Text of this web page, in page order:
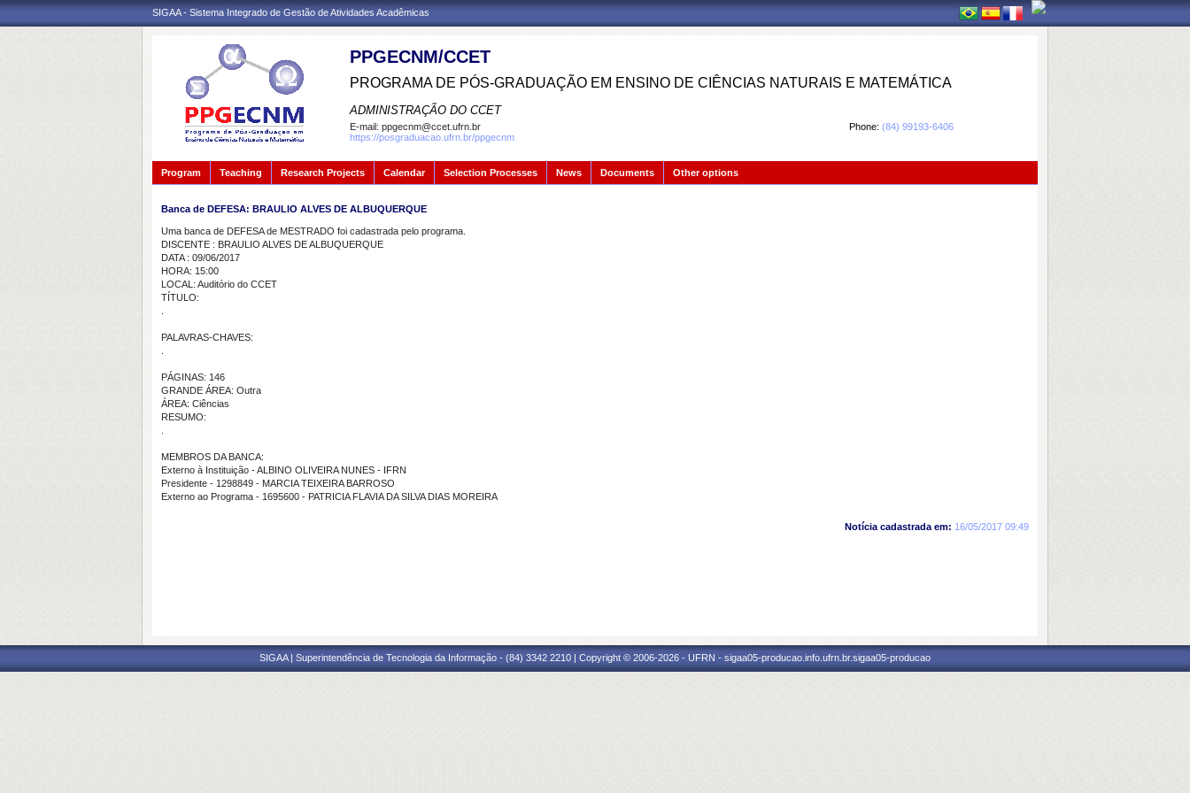
SIGAA - Sistema Integrado de Gestão de Atividades Acadêmicas
PPGECNM/CCET
PROGRAMA DE PÓS-GRADUAÇÃO EM ENSINO DE CIÊNCIAS NATURAIS E MATEMÁTICA
ADMINISTRAÇÃO DO CCET
Phone: (84) 99193-6406
E-mail: ppgecnm@ccet.ufrn.br
https://posgraduacao.ufrn.br/ppgecnm
Program Teaching Research Projects Calendar Selection Processes News Documents Other options
Banca de DEFESA: BRAULIO ALVES DE ALBUQUERQUE
Uma banca de DEFESA de MESTRADO foi cadastrada pelo programa.
DISCENTE : BRAULIO ALVES DE ALBUQUERQUE
DATA : 09/06/2017
HORA: 15:00
LOCAL: Auditório do CCET
TÍTULO:
PALAVRAS-CHAVES:
PÁGINAS: 146
GRANDE ÁREA: Outra
ÁREA: Ciências
RESUMO:
MEMBROS DA BANCA:
Externo à Instituição - ALBINO OLIVEIRA NUNES - IFRN
Presidente - 1298849 - MARCIA TEIXEIRA BARROSO
Externo ao Programa - 1695600 - PATRICIA FLAVIA DA SILVA DIAS MOREIRA
Notícia cadastrada em: 16/05/2017 09:49
SIGAA | Superintendência de Tecnologia da Informação - (84) 3342 2210 | Copyright © 2006-2026 - UFRN - sigaa05-producao.info.ufrn.br.sigaa05-producao